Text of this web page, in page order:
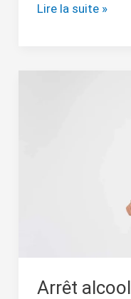
Lire la suite »
Arrêt
concrets
?